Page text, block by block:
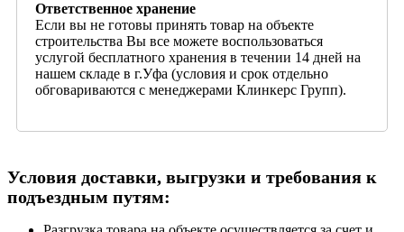
Ответственное хранение
Если вы не готовы принять товар на объекте
строительства Вы все можете воспользоваться
услугой бесплатного хранения в течении 14 дней на
нашем складе в г.Уфа (условия и срок отдельно
обговариваются с менеджерами Клинкерс Групп).
Условия доставки, выгрузки и требования к
подъездным путям: